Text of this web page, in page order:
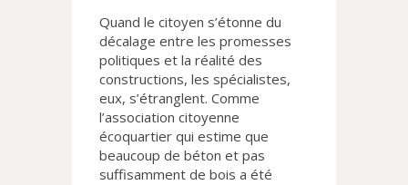
Quand le citoyen s’étonne du
décalage entre les promesses
politiques et la réalité des
constructions, les spécialistes,
eux, s’étranglent. Comme
l’association citoyenne
écoquartier qui estime que
beaucoup de béton et pas
suffisamment de bois a été